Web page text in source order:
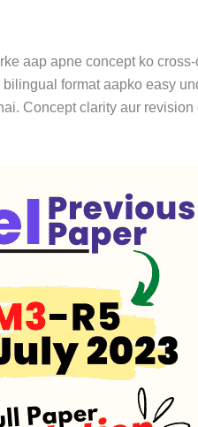
aap apne concept ko
format aapko easy
Concept clarity aur